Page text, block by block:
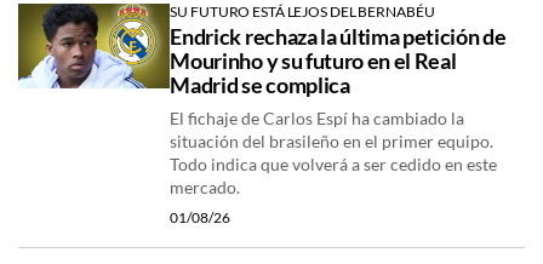
SU FUTURO ESTÁ LEJOS DEL BERNABÉU
Endrick rechaza la última petición de
Mourinho y su futuro en el Real
Madrid se complica
El fichaje de Carlos Espí ha cambiado la
situación del brasileño en el primer equipo.
Todo indica que volverá a ser cedido en este
mercado.
01/08/26